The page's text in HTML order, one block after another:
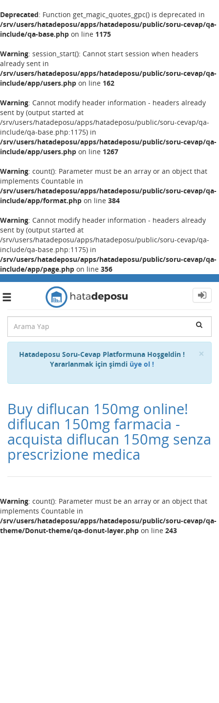
Deprecated: Function get_magic_quotes_gpc() is deprecated in
/srv/users/hatadeposu/apps/hatadeposu/public/soru-cevap/qa-
include/qa-base.php on line 1175
Warning: session_start(): Cannot start session when headers
already sent in
/srv/users/hatadeposu/apps/hatadeposu/public/soru-cevap/qa-
include/app/users.php on line 162
Warning: Cannot modify header information - headers already
sent by (output started at
/srv/users/hatadeposu/apps/hatadeposu/public/soru-cevap/qa-
include/qa-base.php:1175) in
/srv/users/hatadeposu/apps/hatadeposu/public/soru-cevap/qa-
include/app/users.php on line 1267
Warning: count(): Parameter must be an array or an object that
implements Countable in
/srv/users/hatadeposu/apps/hatadeposu/public/soru-cevap/qa-
include/app/format.php on line 384
Warning: Cannot modify header information - headers already
sent by (output started at
/srv/users/hatadeposu/apps/hatadeposu/public/soru-cevap/qa-
include/qa-base.php:1175) in
/srv/users/hatadeposu/apps/hatadeposu/public/soru-cevap/qa-
include/app/page.php on line 356
Toggle
×
Hatadeposu Soru-Cevap Platformuna Hoşgeldin !
Yararlanmak için şimdi üye ol !
Buy diflucan 150mg online!
diflucan 150mg farmacia -
acquista diflucan 150mg senza
prescrizione medica
Warning: count(): Parameter must be an array or an object that
implements Countable in
/srv/users/hatadeposu/apps/hatadeposu/public/soru-cevap/qa-
theme/Donut-theme/qa-donut-layer.php on line 243